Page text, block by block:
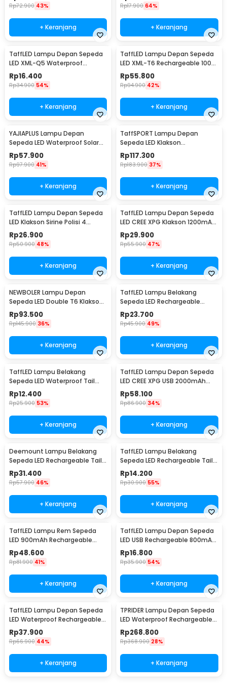
Rp72.900 43%
+ Keranjang
Rp17.900 64%
+ Keranjang
TaffLED Lampu Depan Sepeda
LED XML-Q5 Waterproof
CR2032 500 Lumens - ZHA14
Rp16.400
Rp34.900 54%
+ Keranjang
TaffLED Lampu Depan Sepeda
LED XML-T6 Rechargeable 1000
Lumens - ZK30
Rp55.800
Rp94.900 42%
+ Keranjang
YAJIAPLUS Lampu Depan
Sepeda LED Waterproof Solar
Charging 350 Lumens - LY-17
Rp57.900
Rp97.900 41%
+ Keranjang
TaffSPORT Lampu Depan
Sepeda LED Klakson
Speedometer 1000 Lumens -
XA-585
Rp117.300
Rp183.900 37%
+ Keranjang
TaffLED Lampu Depan Sepeda
LED Klakson Sirine Polisi 4
Sound - JY-325B
Rp26.900
Rp50.900 48%
+ Keranjang
TaffLED Lampu Depan Sepeda
LED CREE XPG Klakson 1200mAh
250 Lumens - 7588
Rp29.900
Rp55.900 47%
+ Keranjang
NEWBOLER Lampu Depan
Sepeda LED Double T6 Klakson
2000mAh 800 Lumens - BK-
1718
Rp93.500
Rp145.900 36%
+ Keranjang
TaffLED Lampu Belakang
Sepeda LED Rechargeable
Waterproof Tail Light Circle -
ZH097
Rp23.700
Rp45.900 49%
+ Keranjang
TaffLED Lampu Belakang
Sepeda LED Waterproof Tail
Light 15 Lumens - DC-918
Rp12.400
Rp25.900 53%
+ Keranjang
TaffLED Lampu Depan Sepeda
LED CREE XPG USB 2000mAh
400 Lumens - YQ-QD400
Rp58.100
Rp86.900 34%
+ Keranjang
Deemount Lampu Belakang
Sepeda LED Rechargeable Tail
Light 20 Lumens - XH-213
Rp31.400
Rp57.900 46%
+ Keranjang
TaffLED Lampu Belakang
Sepeda LED Rechargeable Tail
Light 30 Lumens - AS1010
Rp14.200
Rp30.900 55%
+ Keranjang
TaffLED Lampu Rem Sepeda
LED 900mAh Rechargeable
with Remote Control - FY-1820
Rp48.600
Rp81.900 41%
+ Keranjang
TaffLED Lampu Depan Sepeda
LED USB Rechargeable 800mAh
300 Lumens - RPL25
Rp16.800
Rp35.900 54%
+ Keranjang
TaffLED Lampu Depan Sepeda
LED Waterproof Rechargeable
1000 Lumens - BK60
Rp37.900
Rp66.900 44%
+ Keranjang
TPRIDER Lampu Depan Sepeda
LED Waterproof Rechargeable
2600 Lumens - EOS640
Rp268.800
Rp368.900 28%
+ Keranjang